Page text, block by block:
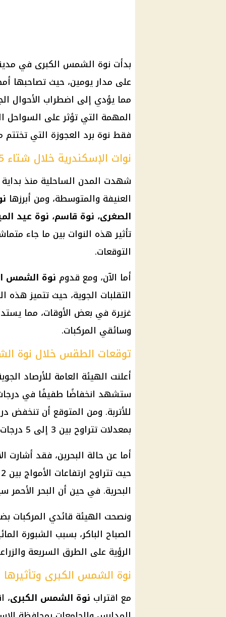
على مدار يومين، حيث تصاحبها
مما يؤدي إلى اضطراب الأحوال
المهمة التي تؤثر على السواحل
فقط نوة برد العجوزة التي
نوات الإسكندرية خلال شتاء 2025
شهدت المدن الساحلية منذ
العنيفة والمتوسطة، ومن أبرزها
الصغرى، نوة قاسم، نوة عيد
تأثير هذه النوات بين ما جاء
التوقعات.
أما الآن، ومع قدوم نوة الشمس
التقلبات الجوية، حيث تتميز هذه
غزيرة في بعض الأوقات، مما
وسائقي المركبات.
توقعات الطقس خلال نوة
أعلنت الهيئة العامة للأرصاد
ستشهد انخفاضًا طفيفًا في درجات
للأتربة. ومن المتوقع أن تنخفض
بمعدلات تتراوح بين 3 إلى 5 درجات مئوية.
أما عن حالة البحرين، فقد أشارت
البحرية. في حين أن البحر الأحمر سيشهد
ونصحت الهيئة قائدي المركبات
الصباح الباكر، بسبب الشبورة
الرؤية على الطرق السريعة
نوة الشمس الكبرى
مع اقتراب نوة الشمس الكبرى،